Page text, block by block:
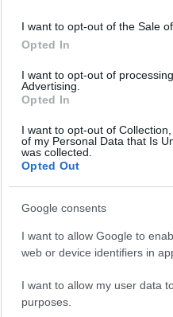
I want to opt-out of the Sale
Opted In
I want to opt-out of
Advertising.
Opted In
I want to opt-out of
of my Personal Data that Is
was collected.
Opted Out
Google consents
I want to allow Google to
web or device identifiers in
I want to allow my user data
purposes.